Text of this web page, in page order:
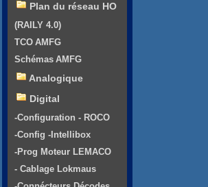
Plan du réseau HO
(RAILY 4.0)
TCO AMFG
Schémas AMFG
Analogique
Digital
-Configuration - ROCO
-Config -Intellibox
-Prog Moteur LEMACO
- Cablage Lokmaus